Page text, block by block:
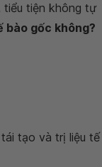
tiểu tiện không tự
bào gốc không?
tạo và trị liệu tế